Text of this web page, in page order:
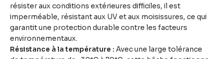
résister aux conditions extérieures difficiles, il est
imperméable, résistant aux UV et aux moisissures, ce qui
garantit une protection durable contre les facteurs
environnementaux.
Résistance à la température : Avec une large tolérance